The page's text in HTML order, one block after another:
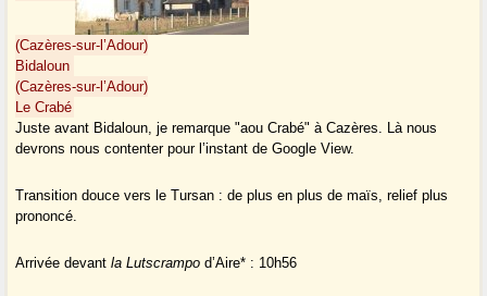
(Cazères-sur-l’Adour)
Bidaloun
(Cazères-sur-l’Adour)
Le Crabé
Juste avant Bidaloun, je remarque "aou Crabé" à Cazères. Là nous
devrons nous contenter pour l’instant de Google View.
Transition douce vers le Tursan : de plus en plus de maïs, relief plus
prononcé.
Arrivée devantla Lutscrampo d’Aire* : 10h56